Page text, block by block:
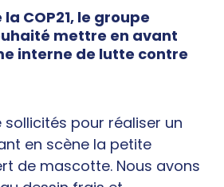
COP21, le groupe
mettre en avant
interne de lutte contre
sollicités pour réaliser un
en scène la petite
de mascotte. Nous avons